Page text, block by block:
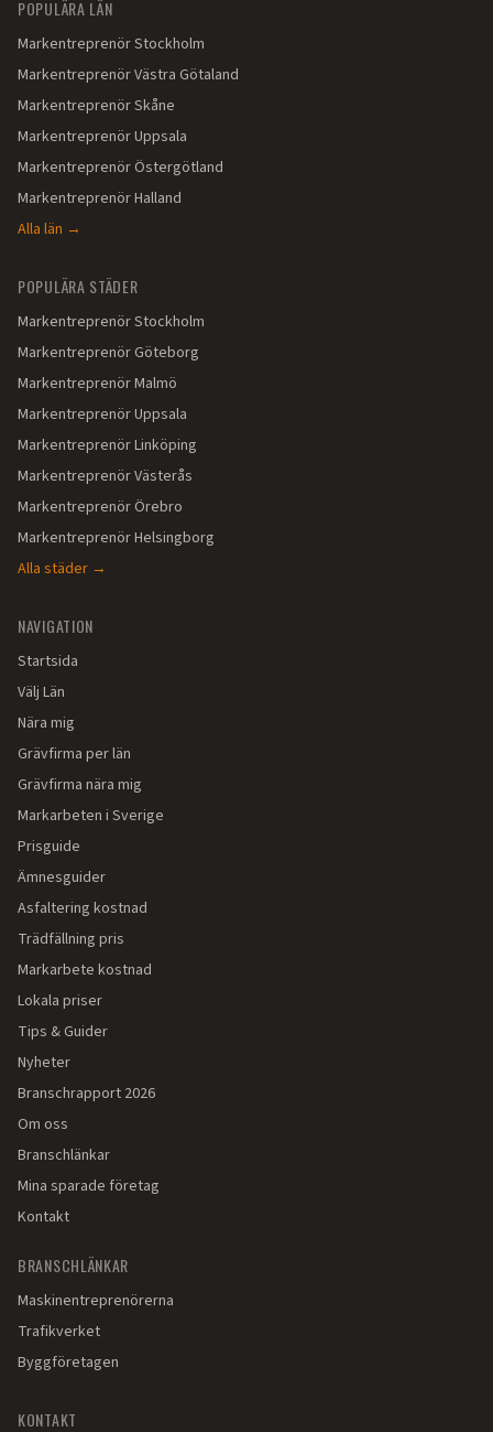
POPULÄRA LÄN
MarkentreprenörStockholm
MarkentreprenörVästra Götaland
MarkentreprenörSkåne
MarkentreprenörUppsala
MarkentreprenörÖstergötland
MarkentreprenörHalland
Alla län →
POPULÄRA STÄDER
MarkentreprenörStockholm
MarkentreprenörGöteborg
MarkentreprenörMalmö
MarkentreprenörUppsala
MarkentreprenörLinköping
MarkentreprenörVästerås
MarkentreprenörÖrebro
MarkentreprenörHelsingborg
Alla städer →
NAVIGATION
Startsida
Välj Län
Nära mig
Grävfirma per län
Grävfirma nära mig
Markarbeten i Sverige
Prisguide
Ämnesguider
Asfaltering kostnad
Trädfällning pris
Markarbete kostnad
Lokala priser
Tips & Guider
Nyheter
Branschrapport 2026
Om oss
Branschlänkar
Mina sparade företag
Kontakt
BRANSCHLÄNKAR
Maskinentreprenörerna
Trafikverket
Byggföretagen
KONTAKT